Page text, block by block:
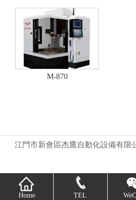
M-870
江門市新會區杰鷹自動化設備有限
Home TEL